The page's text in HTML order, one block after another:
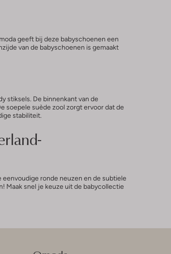
geeft bij deze babyschoenen een
van de babyschoenen is gemaakt
stiksels. De binnenkant van de
soepele suède zool zorgt ervoor dat de
stabiliteit.
ronde neuzen en de subtiele
Maak snel je keuze uit de babycollectie